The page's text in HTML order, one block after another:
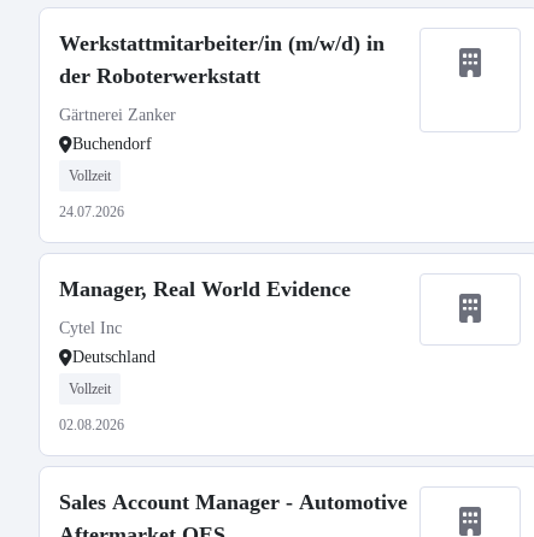
Werkstattmitarbeiter/in (m/w/d) in
der Roboterwerkstatt
Gärtnerei Zanker
Buchendorf
Vollzeit
24.07.2026
Manager, Real World Evidence
Cytel Inc
Deutschland
Vollzeit
02.08.2026
Sales Account Manager - Automotive